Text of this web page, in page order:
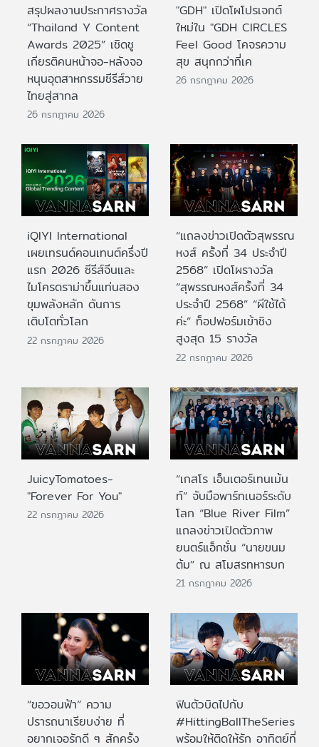
สรุปผลงานประกาศรางวัล
“Thailand Y Content
Awards 2025” เชิดชู
เกียรติคนหน้าจอ-หลังจอ
หนุนอุตสาหกรรมซีรีส์วาย
ไทยสู่สากล
26 กรกฎาคม 2026
"GDH" เปิดโผโปรเจกต์
ใหม่ใน "GDH CIRCLES
Feel Good โคจรความ
สุข สนุกกว่าที่เค
26 กรกฎาคม 2026
iQIYI International
เผยเทรนด์คอนเทนต์ครึ่งปี
แรก 2026 ซีรีส์จีนและ
ไมโครดราม่าขึ้นแท่นสอง
ขุมพลังหลัก ดันการ
เติบโตทั่วโลก
22 กรกฎาคม 2026
“แถลงข่าวเปิดตัวสุพรรณ
หงส์ ครั้งที่ 34 ประจำปี
2568” เปิดโผรางวัล
“สุพรรณหงส์ครั้งที่ 34
ประจำปี 2568” “ผีใช้ได้
ค่ะ” ท็อปฟอร์มเข้าชิง
สูงสุด 15 รางวัล
22 กรกฎาคม 2026
JuicyTomatoes-
"Forever For You"
22 กรกฎาคม 2026
“เกสโร เอ็นเตอร์เทนเม้น
ท์” จับมือพาร์ทเนอร์ระดับ
โลก “Blue River Film”
แถลงข่าวเปิดตัวภาพ
ยนตร์แอ็กชั่น “นายขนม
ต้ม” ณ สโมสรทหารบก
21 กรกฎาคม 2026
“ขอวอนฟ้า” ความ
ปรารถนาเรียบง่าย ที่
อยากเจอรักดี ๆ สักครั้ง
ฟินตัวบิดไปกับ
#HittingBallTheSeries
พร้อมให้ติดให้รัก อาทิตย์ที่